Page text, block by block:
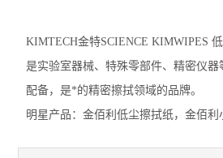
KIMTECH金特SCIENCE KIMWIPES
是实验室器械、特殊零部件、精密仪
配备，是*的精密擦拭领域的品牌。
明星产品：金佰利低尘擦拭纸，金佰利